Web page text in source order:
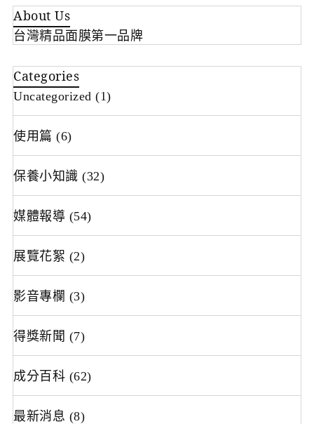
About Us
台灣精品面膜第一品牌
Categories
Uncategorized (1)
使用篇 (6)
保養小知識 (32)
媒體報導 (54)
展覽花絮 (2)
影音專欄 (3)
得獎新聞 (7)
成分百科 (62)
最新消息 (8)